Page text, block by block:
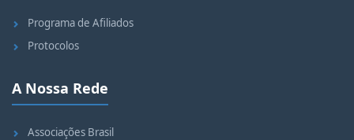
Programa de Afiliados
Protocolos
A Nossa Rede
Associações Brasil